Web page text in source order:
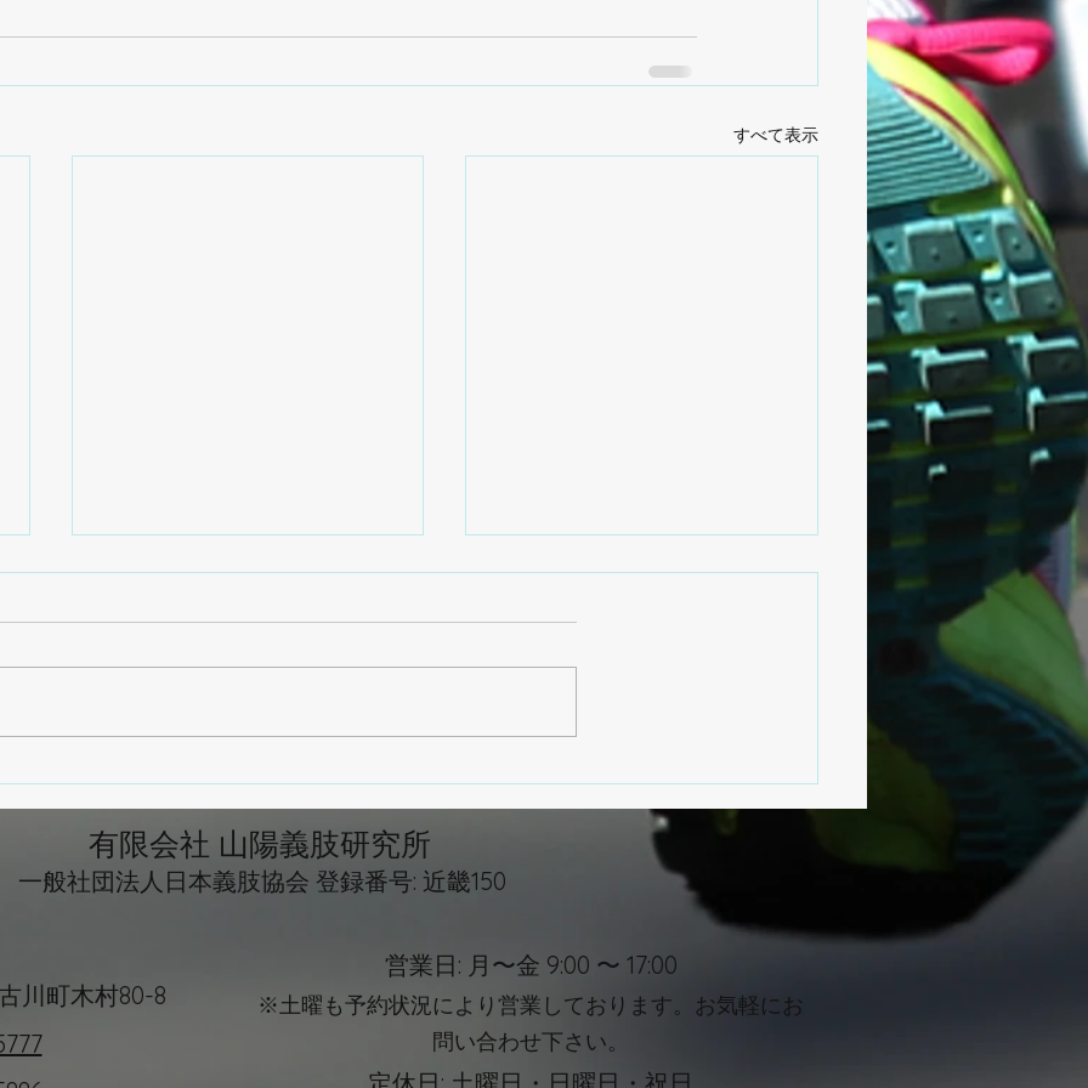
すべて表示
る時に見ているポイント
への投資」
有限会社 山陽義肢研究所
一般社団法人日本義肢協会 登録番号: 近畿150
川町木村80-8
営業日: 月〜金 9:00 〜 17:00
※土曜も予約状況により営業しております。お気軽にお
問い合わせ下さい。